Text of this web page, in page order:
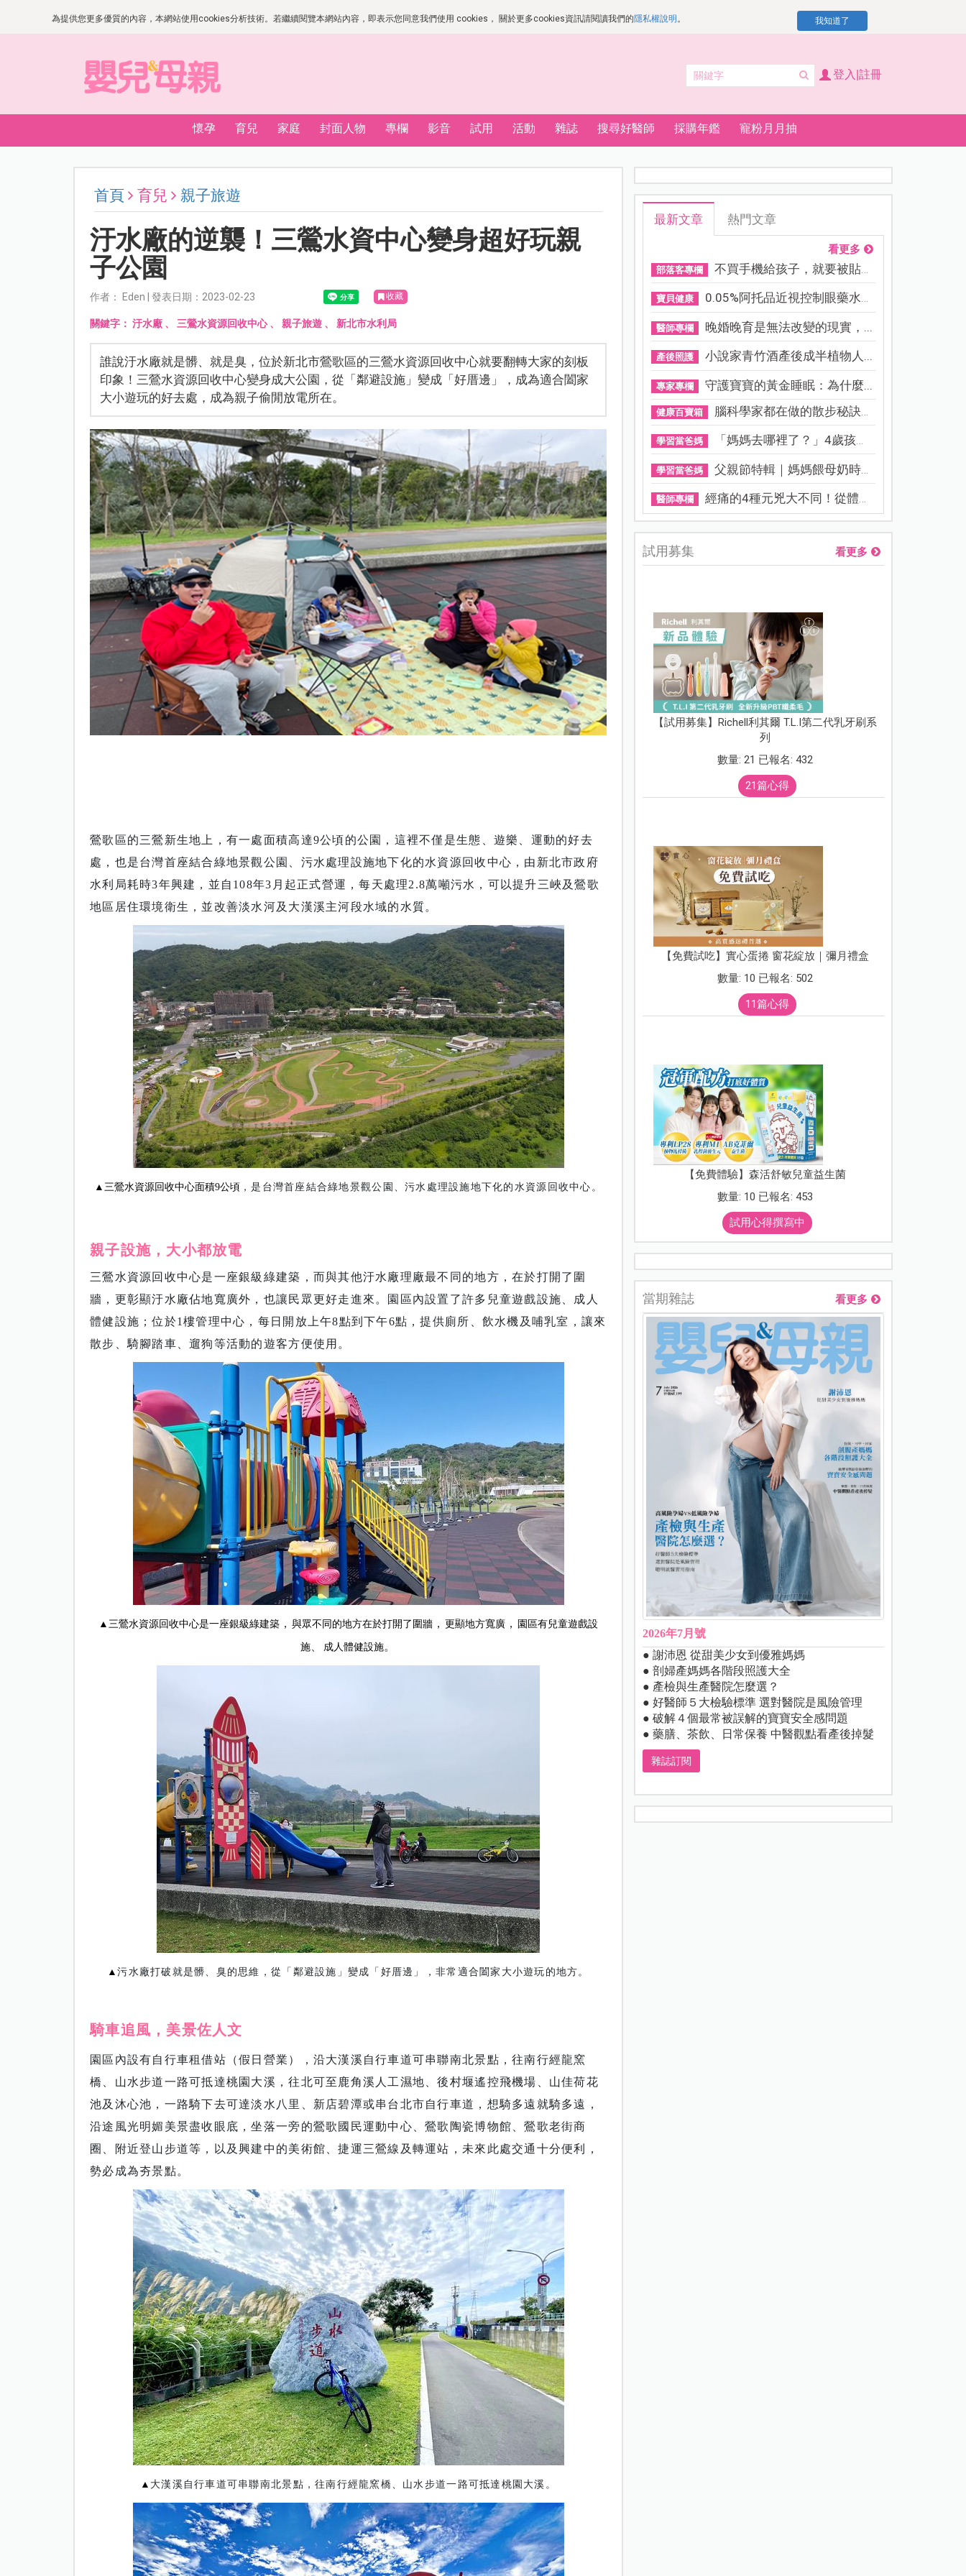
為提供您更多優質的內容，本網站使用cookies分析技術。若繼續閱覽本網站內容，即表示您同意我們使用 cookies， 關於更多cookies資訊請閱讀我們的隱私權說明 。 我知道了
登入|註冊
懷孕 育兒 家庭 封面人物 專欄 影音 試用 活動 雜誌 搜尋好醫師 採購年鑑 寵粉月月抽
首頁 育兒 親子旅遊
汙水廠的逆襲！三鶯水資中心變身超好玩親
子公園
作者： Eden | 發表日期：2023-02-23 收藏
關鍵字： 汙水廠、 三鶯水資源回收中心、 親子旅遊、 新北市水利局
誰說汙水廠就是髒、就是臭，位於新北市鶯歌區的三鶯水資源回收中心就要翻轉大家的刻板
印象！三鶯水資源回收中心變身成大公園，從「鄰避設施」變成「好厝邊」，成為適合闔家
大小遊玩的好去處，成為親子偷閒放電所在。
鶯歌區的三鶯新生地上，有一處面積高達9公頃的公園，這裡不僅是生態、遊樂、運動的好去
處，也是台灣首座結合綠地景觀公園、污水處理設施地下化的水資源回收中心，由新北市政府
水利局耗時3年興建，並自108年3月起正式營運，每天處理2.8萬噸污水，可以提升三峽及鶯歌
地區居住環境衛生，並改善淡水河及大漢溪主河段水域的水質。
▲三鶯水資源回收中心面積9公頃 ，是台灣首座結合綠地景觀公園、污水處理設施地下化的水資源回收中心。
親子設施，大小都放電
三鶯水資源回收中心是一座銀級綠建築，而與其他汙水廠理廠最不同的地方，在於打開了圍
牆，更彰顯汙水廠佔地寬廣外，也讓民眾更好走進來。園區內設置了許多兒童遊戲設施、成人
體健設施；位於1樓管理中心，每日開放上午8點到下午6點，提供廁所、飲水機及哺乳室，讓來
散步、騎腳踏車、遛狗等活動的遊客方便使用。
▲三鶯水資源回收中心是一座銀級綠建築， 與眾不同的地方在於打開了圍牆，更顯地方寬廣 ， 園區有兒童遊戲設
施 成人體健設施。
▲污水廠打破就是髒、臭的思維，從「鄰避設施」變成「好厝邊」，非常適合闔家大小遊玩的地方。
騎車追風，美景佐人文
園區內設有自行車租借站（假日營業），沿大漢溪自行車道可串聯南北景點，往南行經龍窯
橋、山水步道一路可抵達桃園大溪，往北可至鹿角溪人工濕地、後村堰遙控飛機場、山佳荷花
池及沐心池，一路騎下去可達淡水八里、新店碧潭或串台北市自行車道，想騎多遠就騎多遠，
沿途風光明媚美景盡收眼底，坐落一旁的鶯歌國民運動中心、鶯歌陶瓷博物館、鶯歌老街商
圈、附近登山步道等，以及興建中的美術館、捷運三鶯線及轉運站，未來此處交通十分便利，
勢必成為夯景點。
▲ 大漢溪自行車道可串聯南北景點，往南行經龍窯橋、山水步道一路可抵達桃園大溪。
最新文章 熱門文章
看更多
部落客專欄 不買手機給孩子，就要被貼「...
寶貝健康 0.05%阿托品近視控制眼藥水納...
醫師專欄 晚婚晚育是無法改變的現實，...
產後照護 小說家青竹酒產後成半植物人...
專家專欄 守護寶寶的黃金睡眠：為什麼...
健康百寶箱 腦科學家都在做的散步秘訣！...
學習當爸媽 「媽媽去哪裡了？」4歲孩子還...
學習當爸媽 父親節特輯｜媽媽餵母奶時，...
醫師專欄 經痛的4種元兇大不同！從體質...
試用募集 看更多
【試用募集】Richell利其爾 T.L.I第二代乳牙刷系
列
數量: 21 已報名: 432
21篇心得
【免費試吃】實心蛋捲 窗花綻放｜彌月禮盒
數量: 10 已報名: 502
11篇心得
【免費體驗】森活舒敏兒童益生菌
數量: 10 已報名: 453
試用心得撰寫中
當期雜誌 看更多
2026年7月號
● 謝沛恩 從甜美少女到優雅媽媽
● 剖婦產媽媽各階段照護大全
● 產檢與生產醫院怎麼選？
● 好醫師５大檢驗標準 選對醫院是風險管理
● 破解４個最常被誤解的寶寶安全感問題
● 藥膳、茶飲、日常保養 中醫觀點看產後掉髮
雜誌訂閱